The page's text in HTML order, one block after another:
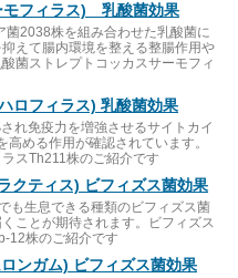
モフィラス) 乳酸菌効果
2038株を組み合わせた乳酸菌に
えて腸内環境を整える整腸作用や
菌ストレプトコッカスサーモフィ
ロフィラス) 乳酸菌効果
れ免疫力を増強させるサイトカイ
める作用が確認されています。
スTh211株のご紹介です
クティス) ビフィズス菌効果
も生息できる種類のビフィズス菌
ことが期待されます。ビフィズス
12株のご紹介です
ンガム) ビフィズス菌効果